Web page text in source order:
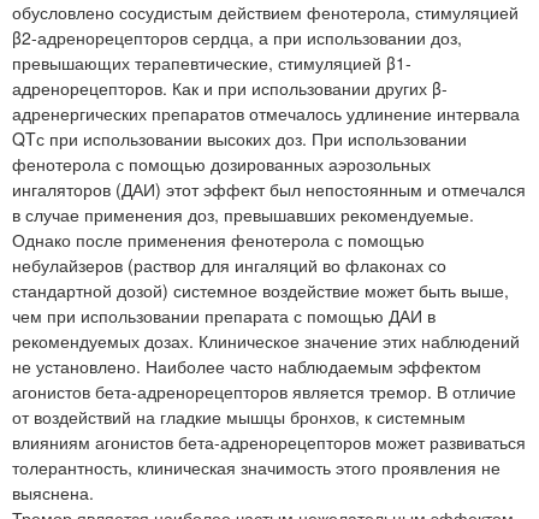
обусловлено сосудистым действием фенотерола, стимуляцией
β2-адренорецепторов сердца, а при использовании доз,
превышающих терапевтические, стимуляцией β1-
адренорецепторов. Как и при использовании других β-
адренергических препаратов отмечалось удлинение интервала
QTс при использовании высоких доз. При использовании
фенотерола с помощью дозированных аэрозольных
ингаляторов (ДАИ) этот эффект был непостоянным и отмечался
в случае применения доз, превышавших рекомендуемые.
Однако после применения фенотерола с помощью
небулайзеров (раствор для ингаляций во флаконах со
стандартной дозой) системное воздействие может быть выше,
чем при использовании препарата с помощью ДАИ в
рекомендуемых дозах. Клиническое значение этих наблюдений
не установлено. Наиболее часто наблюдаемым эффектом
агонистов бета-адренорецепторов является тремор. В отличие
от воздействий на гладкие мышцы бронхов, к системным
влияниям агонистов бета-адренорецепторов может развиваться
толерантность, клиническая значимость этого проявления не
выяснена.